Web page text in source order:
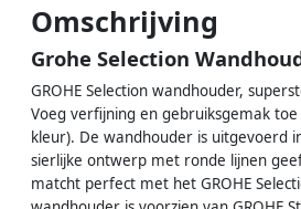
Omschrijving
Grohe Selection
GROHE Selection wandhouder,
Voeg verfijning en gebruiksgemak
kleur). De wandhouder is uitgevoerd
sierlijke ontwerp met ronde lijnen
matcht perfect met het GROHE